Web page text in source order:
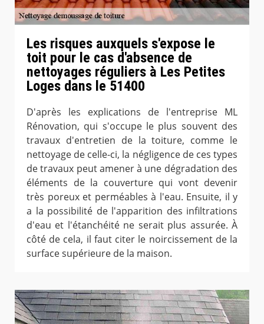
Les risques auxquels s'expose le
toit pour le cas d'absence de
nettoyages réguliers à Les Petites
Loges dans le 51400
D'après les explications de l'entreprise ML
Rénovation, qui s'occupe le plus souvent des
travaux d'entretien de la toiture, comme le
nettoyage de celle-ci, la négligence de ces types
de travaux peut amener à une dégradation des
éléments de la couverture qui vont devenir
très poreux et perméables à l'eau. Ensuite, il y
a la possibilité de l'apparition des infiltrations
d'eau et l'étanchéité ne serait plus assurée. À
côté de cela, il faut citer le noircissement de la
surface supérieure de la maison.